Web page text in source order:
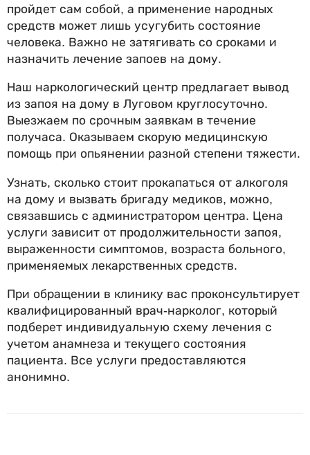
пройдет сам собой, а применение народных
средств может лишь усугубить состояние
человека. Важно не затягивать со сроками и
назначить лечение запоев на дому.
Наш наркологический центр предлагает вывод
из запоя на дому в Луговом круглосуточно.
Выезжаем по срочным заявкам в течение
получаса. Оказываем скорую медицинскую
помощь при опьянении разной степени тяжести.
Узнать, сколько стоит прокапаться от алкоголя
на дому и вызвать бригаду медиков, можно,
связавшись с администратором центра. Цена
услуги зависит от продолжительности запоя,
выраженности симптомов, возраста больного,
применяемых лекарственных средств.
При обращении в клинику вас проконсультирует
квалифицированный врач-нарколог, который
подберет индивидуальную схему лечения с
учетом анамнеза и текущего состояния
пациента. Все услуги предоставляются
анонимно.